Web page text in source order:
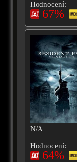
Hodnocení:
67%
N/A
Hodnocení:
64%